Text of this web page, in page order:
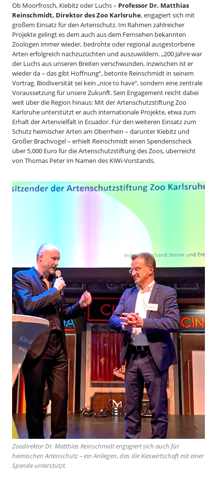
Ob Moorfrosch, Kiebitz oder Luchs – Professor Dr. Matthias
Reinschmidt, Direktor des Zoo Karlsruhe, engagiert sich mit
großem Einsatz für den Artenschutz. Im Rahmen zahlreicher
Projekte gelingt es dem auch aus dem Fernsehen bekannten
Zoologen immer wieder, bedrohte oder regional ausgestorbene
Arten erfolgreich nachzuzüchten und auszuwildern. „200 Jahre war
der Luchs aus unseren Breiten verschwunden, inzwischen ist er
wieder da – das gibt Hoffnung“, betonte Reinschmidt in seinem
Vortrag. Biodiversität sei kein „nice to have“, sondern eine zentrale
Voraussetzung für unsere Zukunft. Sein Engagement reicht dabei
weit über die Region hinaus: Mit der Artenschutzstiftung Zoo
Karlsruhe unterstützt er auch internationale Projekte, etwa zum
Erhalt der Artenvielfalt in Ecuador. Für den weiteren Einsatz zum
Schutz heimischer Arten am Oberrhein – darunter Kiebitz und
Großer Brachvogel – erhielt Reinschmidt einen Spendenscheck
über 5.000 Euro für die Artenschutzstiftung des Zoos, überreicht
von Thomas Peter im Namen des KiWi-Vorstands.
Zoodirektor Dr. Matthias Reinschmidt engagiert sich auch für
heimischen Artenschutz – ein Anliegen, das die Kieswirtschaft mit einer
Spende unterstützt.